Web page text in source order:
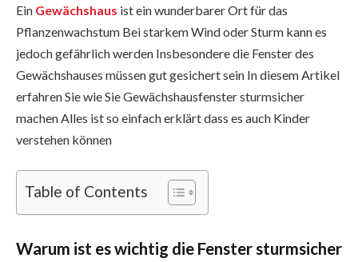
Ein Gewächshaus ist ein wunderbarer Ort für das
Pflanzenwachstum Bei starkem Wind oder Sturm kann es
jedoch gefährlich werden Insbesondere die Fenster des
Gewächshauses müssen gut gesichert sein In diesem Artikel
erfahren Sie wie Sie Gewächshausfenster sturmsicher
machen Alles ist so einfach erklärt dass es auch Kinder
verstehen können
Table of Contents
Warum ist es wichtig die Fenster sturmsicher